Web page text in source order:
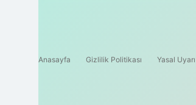
Anasayfa Gizlilik Politikası Yasal Uyarı